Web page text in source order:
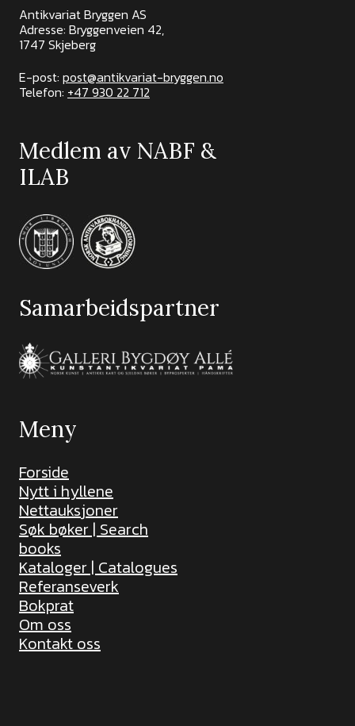
Antikvariat Bryggen AS
Adresse: Bryggenveien 42,
1747 Skjeberg
E-post: post@antikvariat-bryggen.no
Telefon: +47 930 22 712
Medlem av NABF &
ILAB
Samarbeidspartner
Meny
Forside
Nytt i hyllene
Nettauksjoner
Søk bøker | Search
books
Kataloger | Catalogues
Referanseverk
Bokprat
Om oss
Kontakt oss